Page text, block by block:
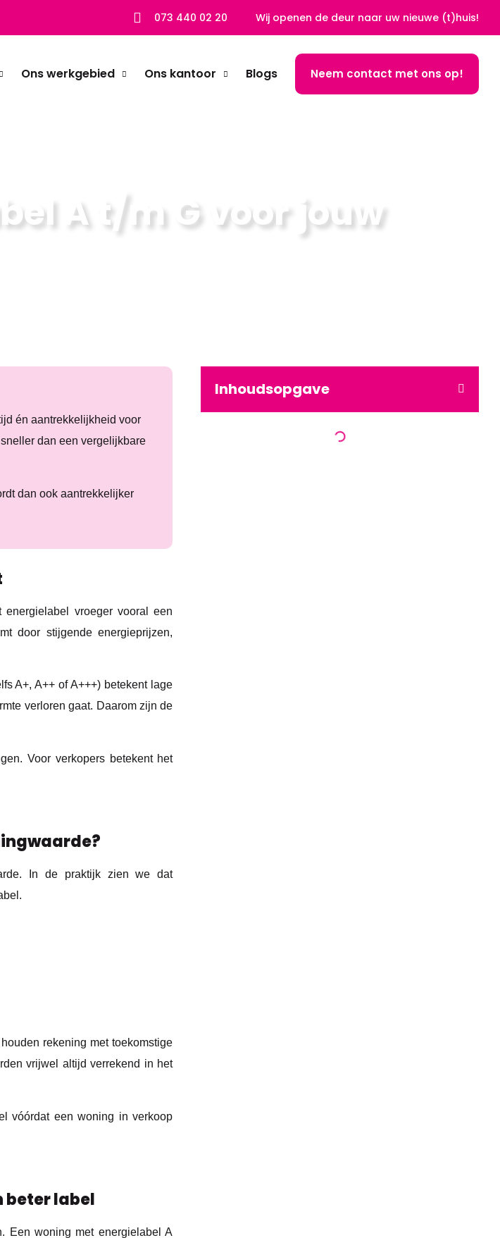
073 440 02 20 Wij openen de deur naar uw nieuwe (t)huis!
Ons werkgebied Ons kantoor Blogs Neem contact met ons op!
A t/m G voor jouw
én aantrekkelijkheid voor
dan een vergelijkbare
dan ook aantrekkelijker
vroeger vooral een
door stijgende energieprijzen,
A+, A++ of A+++) betekent lage
verloren gaat. Daarom zijn de
Voor verkopers betekent het
In de praktijk zien we dat
rekening met toekomstige
vrijwel altijd verrekend in het
vóórdat een woning in verkoop
beter label
Een woning met energielabel A
Inhoudsopgave